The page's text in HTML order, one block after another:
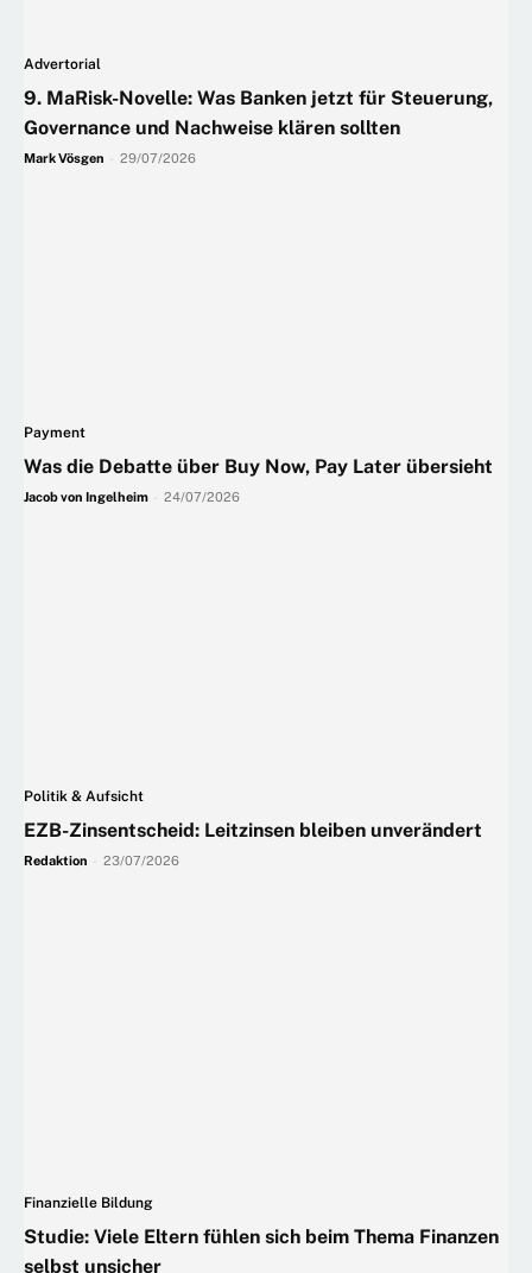
Advertorial
9. MaRisk-Novelle: Was Banken jetzt für Steuerung,
Governance und Nachweise klären sollten
Mark Vösgen 29/07/2026
Payment
Was die Debatte über Buy Now, Pay Later übersieht
Jacob von Ingelheim 24/07/2026
Politik & Aufsicht
EZB-Zinsentscheid: Leitzinsen bleiben unverändert
Redaktion 23/07/2026
Finanzielle Bildung
Studie: Viele Eltern fühlen sich beim Thema Finanzen
selbst unsicher